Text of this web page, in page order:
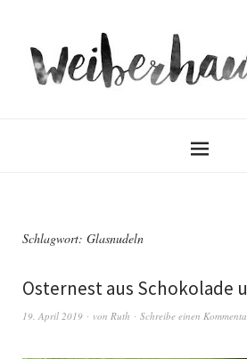
Schlagwort: Glasnudeln
Osternest aus Schokolade
19. April 2019 von Ruth Schreibe einen